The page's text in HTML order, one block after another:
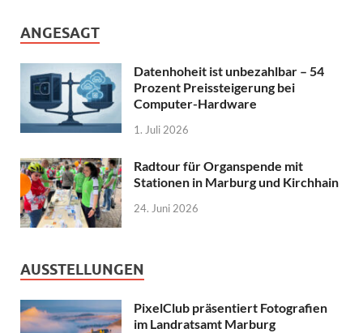
ANGESAGT
Datenhoheit ist unbezahlbar – 54
Prozent Preissteigerung bei
Computer-Hardware
1. Juli 2026
Radtour für Organspende mit
Stationen in Marburg und Kirchhain
24. Juni 2026
AUSSTELLUNGEN
PixelClub präsentiert Fotografien
im Landratsamt Marburg